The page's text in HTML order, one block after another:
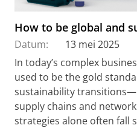
How to be global and
Datum:
13 mei 2025
In today’s complex
used to be the gold
sustainability
supply chains and
strategies alone often fall